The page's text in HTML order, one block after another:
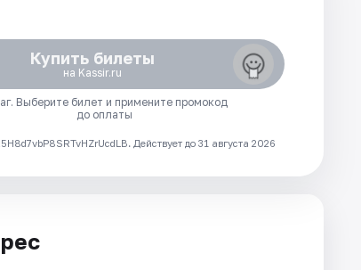
Купить билеты
на Kassir.ru
Выберите билет и примените промокод
до оплаты
Действует до 31 августа 2026